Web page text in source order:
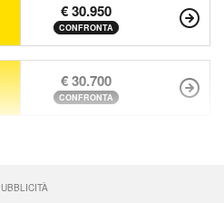
€ 30.950
CONFRONTA
€ 30.700
CONFRONTA